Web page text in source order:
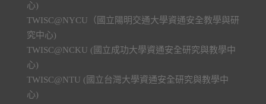
心)
TWISC@NYCU（國立陽明交通大學資通安全教學與研
究中心)
TWISC@NCKU (國立成功大學資通安全研究與教學中
心)
TWISC@NTU (國立台灣大學資通安全研究與教學中
心)